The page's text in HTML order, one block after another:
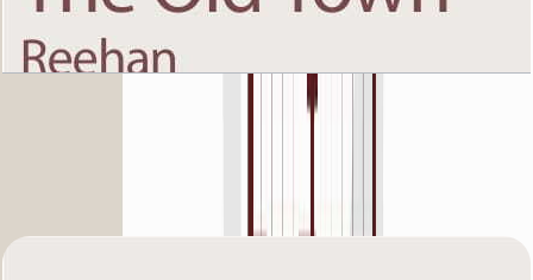
The Old Town Reehan 8, First Floor, 2 BR, Unit